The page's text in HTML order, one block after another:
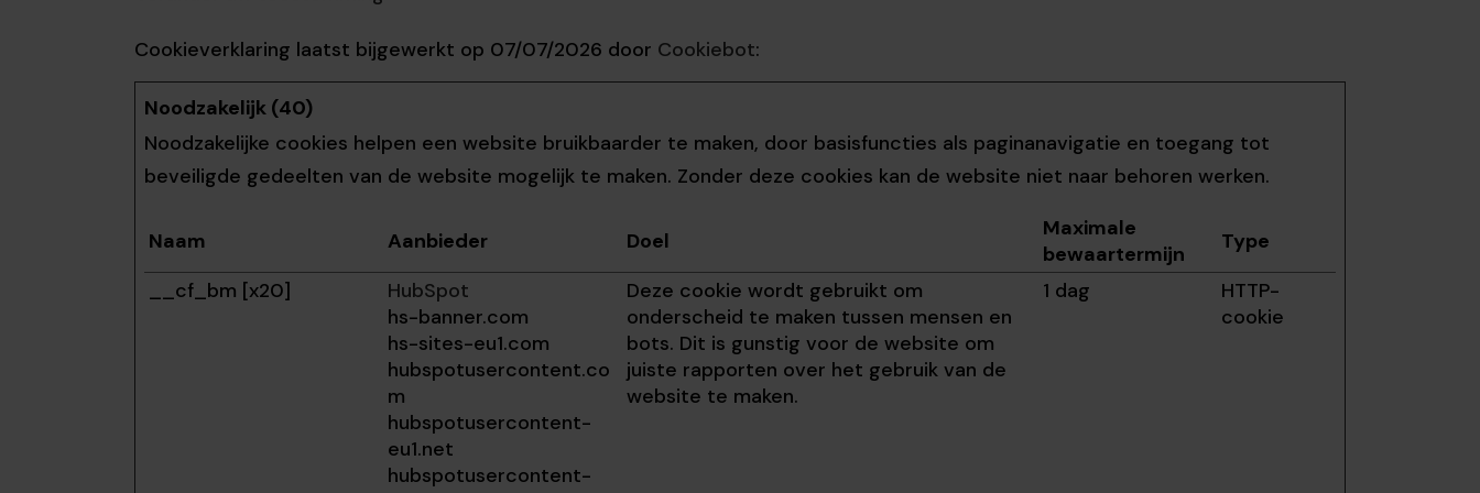
Cookieverklaring laatst bijgewerkt op 07/07/2026 door Cookiebot:
Noodzakelijk (40)
Noodzakelijke cookies helpen een website bruikbaarder te maken, door basisfuncties als paginanavigatie en toegang tot
beveiligde gedeelten van de website mogelijk te maken. Zonder deze cookies kan de website niet naar behoren werken.
Naam Aanbieder Doel
Maximale
bewaartermijn
Type
__cf_bm [x20]
HubSpot
hs-banner.com
hs-sites-eu1.com
hubspotusercontent.co
m
hubspotusercontent-
eu1.net
hubspotusercontent-
Deze cookie wordt gebruikt om
onderscheid te maken tussen mensen en
bots. Dit is gunstig voor de website om
juiste rapporten over het gebruik van de
website te maken.
1 dag
HTTP-
cookie